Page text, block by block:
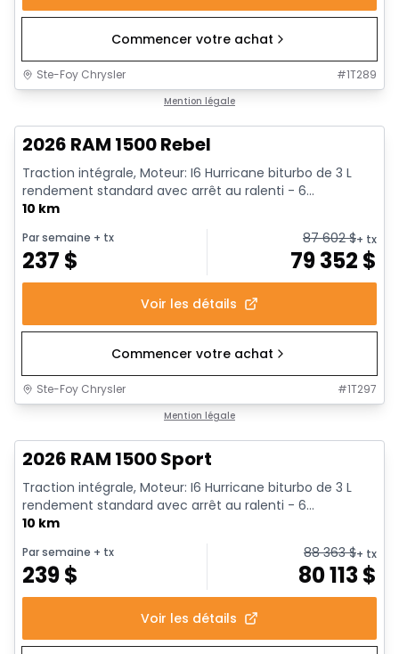
Commencer votre achat
Ste-Foy Chrysler #1T289
Mention légale
2026 RAM 1500 Rebel
Traction intégrale, Moteur: I6 Hurricane biturbo de 3 L
rendement standard avec arrêt au ralenti - 6...
10 km
Par semaine + tx
237 $
87 602$+ tx
79 352 $
Voir les détails
Commencer votre achat
Ste-Foy Chrysler #1T297
Mention légale
2026 RAM 1500 Sport
Traction intégrale, Moteur: I6 Hurricane biturbo de 3 L
rendement standard avec arrêt au ralenti - 6...
10 km
Par semaine + tx
239$
88 363$+ tx
80 113$
Voir les détails